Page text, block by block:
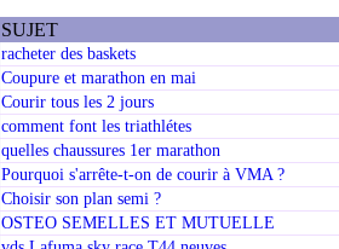
SUJET
racheter des baskets
Coupure et marathon en mai
Courir tous les 2 jours
comment font les triathlétes
quelles chaussures 1er marathon
Pourquoi s'arrête-t-on de courir à VMA ?
Choisir son plan semi ?
OSTEO SEMELLES ET MUTUELLE